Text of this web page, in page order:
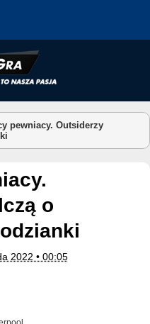
pewniacy. Outsiderzy
o
2022 • 00:05